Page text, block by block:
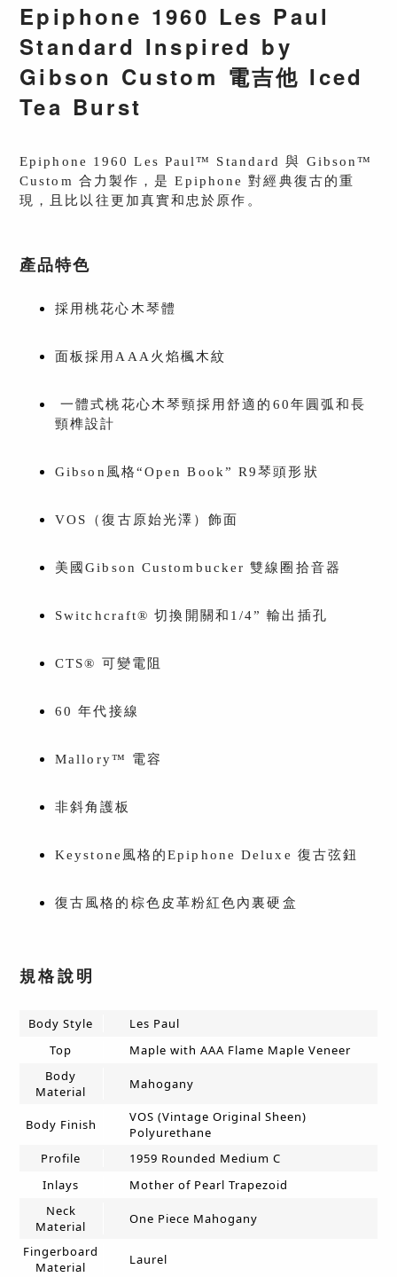
Epiphone 1960 Les Paul
Standard Inspired by
Gibson Custom 電吉他 Iced
Tea Burst
Epiphone 1960 Les Paul™ Standard 與 Gibson™
Custom 合力製作，是 Epiphone 對經典復古的重
現，且比以往更加真實和忠於原作。
產品特色
採用桃花心木琴體
面板採用AAA火焰楓木紋
一體式桃花心木琴頸採用舒適的60年圓弧和長
頸榫設計
Gibson風格“Open Book” R9琴頭形狀
VOS（復古原始光澤）飾面
美國Gibson Custombucker 雙線圈拾音器
Switchcraft® 切換開關和1/4” 輸出插孔
CTS® 可變電阻
60 年代接線
Mallory™ 電容
非斜角護板
Keystone風格的Epiphone Deluxe 復古弦鈕
復古風格的棕色皮革粉紅色內裏硬盒
規格說明
Body Style
Les Paul
Top
Maple with AAA Flame Maple Veneer
Body
Material
Mahogany
Body Finish
VOS (Vintage Original Sheen)
Polyurethane
Profile
1959 Rounded Medium C
Inlays
Mother of Pearl Trapezoid
Neck
Material
One Piece Mahogany
Fingerboard
Material
Laurel